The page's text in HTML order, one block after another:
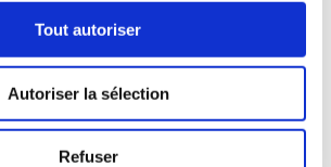
Tout autoriser
Autoriser la sélection
Refuser